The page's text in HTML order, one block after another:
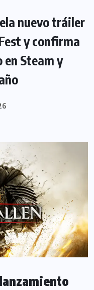
nuevo tráiler
y confirma
Steam y